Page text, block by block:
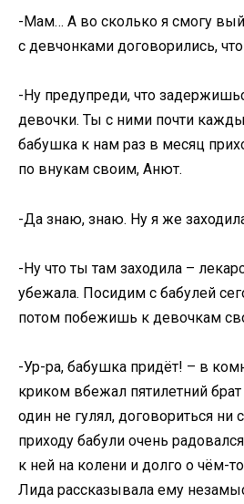
-Мам… А во сколько я смогу
с девчонками договорились,
-Ну предупреди, что
девочки. Ты с ними почти
бабушка к нам раз в месяц
по внукам своим, Анют.
-Да знаю, знаю. Ну я же
-Ну что ты там заходила –
убежала. Посидим с бабулей
потом побежишь к девочкам
-Ур-ра, бабушка придёт! – в
криком вбежал пятилетний
один не гулял, договориться ни
приходу бабули очень
к ней на колени и долго о чём-
Лида рассказывала ему